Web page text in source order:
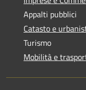
Appalti pubblici
Catasto e
Turismo
Mobilità e